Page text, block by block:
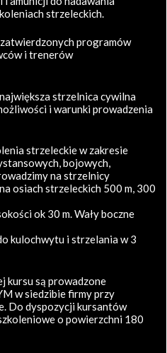
strzeleckich.
programów
i trenerów
strzelnica cywilna
i warunki prowadzenia
strzeleckie w zakresie
bojowych,
na strzelnicy
osiach strzeleckich 500 m, 300
ok 30 m. Wały boczne
kulochwytu i strzelania w 3
kursu są prowadzone
w siedzibie firmy przy
Do dyspozycji kursantów
o powierzchni 180